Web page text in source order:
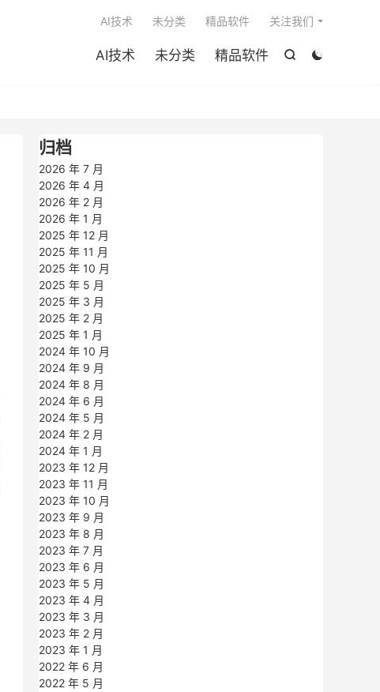


AI技术 未分类 精品软件
AI技术 未分类 精品软件 关注我们
归档
2026 年 7 月
2026 年 4 月
2026 年 2 月
2026 年 1 月
2025 年 12 月
2025 年 11 月
2025 年 10 月
2025 年 5 月
2025 年 3 月
2025 年 2 月
2025 年 1 月
2024 年 10 月
2024 年 9 月
2024 年 8 月
2024 年 6 月
2024 年 5 月
2024 年 2 月
2024 年 1 月
2023 年 12 月
2023 年 11 月
2023 年 10 月
2023 年 9 月
2023 年 8 月
2023 年 7 月
2023 年 6 月
2023 年 5 月
2023 年 4 月
2023 年 3 月
2023 年 2 月
2023 年 1 月
2022 年 6 月
2022 年 5 月